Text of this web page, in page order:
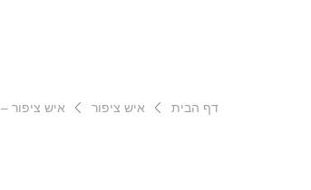
דף הבית איש ציפור איש ציפור – 10.5.18